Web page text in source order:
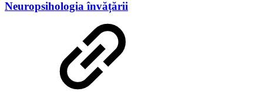
Neuropsihologia învățării